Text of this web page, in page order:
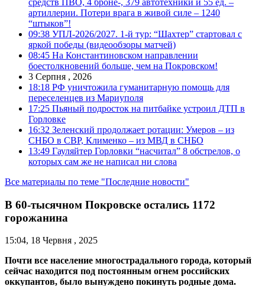
артиллерии. Потери врага в живой силе – 1240
“штыков”!
09:38 УПЛ-2026/2027. 1-й тур: “Шахтер” стартовал с
яркой победы (видеообзоры матчей)
08:45 На Константиновском направлении
боестолкновений больше, чем на Покровском!
3 Серпня , 2026
18:18 РФ уничтожила гуманитарную помощь для
переселенцев из Мариуполя
17:25 Пьяный подросток на питбайке устроил ДТП в
Горловке
16:32 Зеленский продолжает ротации: Умеров – из
СНБО в СВР, Клименко – из МВД в СНБО
13:49 Гауляйтер Горловки “насчитал” 8 обстрелов, о
которых сам же не написал ни слова
Все материалы по теме "Последние новости"
В 60-тысячном Покровске остались 1172
горожанина
15:04, 18 Червня , 2025
Почти все население многострадального города, который
сейчас находится под постоянным огнем российских
оккупантов, было вынуждено покинуть родные дома.